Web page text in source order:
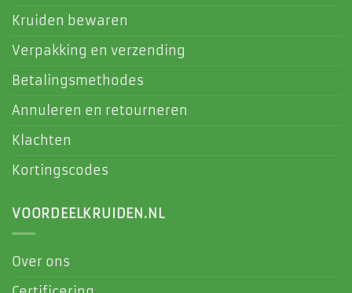
Kruiden bewaren
Verpakking en verzending
Betalingsmethodes
Annuleren en retourneren
Klachten
Kortingscodes
VOORDEELKRUIDEN.NL
Over ons